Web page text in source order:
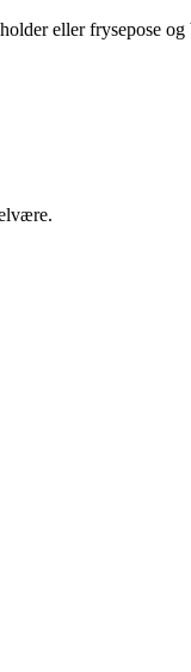
eller frysepose og